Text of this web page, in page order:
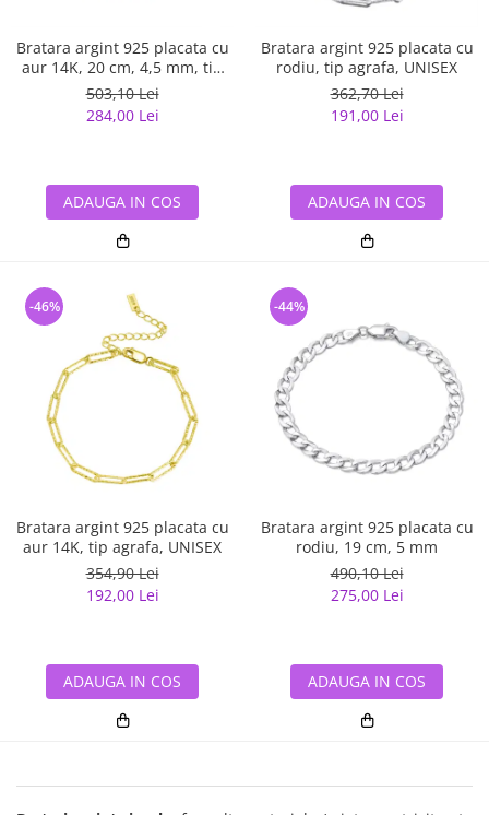
Bratara argint 925 placata cu
aur 14K, 20 cm, 4,5 mm, tip
agrafa, UNISEX
503,10 Lei
284,00 Lei
ADAUGA IN COS
Bratara argint 925 placata cu
rodiu, tip agrafa, UNISEX
362,70 Lei
191,00 Lei
ADAUGA IN COS
Bratara argint 925 placata cu
aur 14K, tip agrafa, UNISEX
354,90 Lei
192,00 Lei
-46%
ADAUGA IN COS
Bratara argint 925 placata cu
rodiu, 19 cm, 5 mm
490,10 Lei
275,00 Lei
-44%
ADAUGA IN COS